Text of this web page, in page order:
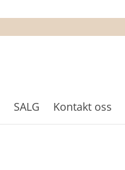
SALG Kontakt oss